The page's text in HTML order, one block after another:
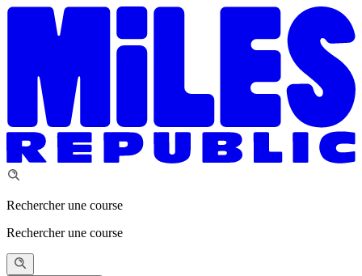
Rechercher une course
Rechercher une course